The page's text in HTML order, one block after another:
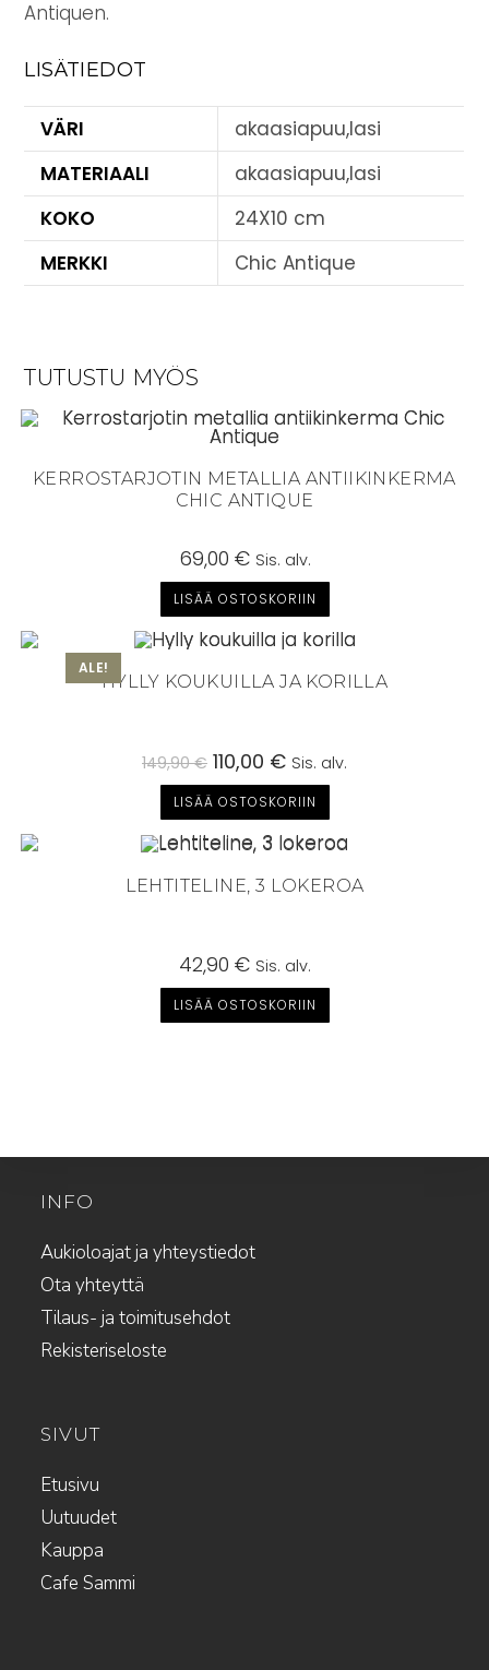
Antiquen.
LISÄTIEDOT
VÄRI
akaasiapuu,lasi
MATERIAALI
akaasiapuu,lasi
KOKO
24X10 cm
MERKKI
Chic Antique
TUTUSTU MYÖS
KERROSTARJOTIN METALLIA ANTIIKINKERMA
CHIC ANTIQUE
69,00 € Sis. alv.
LISÄÄ OSTOSKORIIN
ALE!
HYLLY KOUKUILLA JA KORILLA
149,90€ Alkuperäinen
hinta
oli:
149,90 €.
110,00 €Nykyinen
hinta
on:
110,00 €.
Sis. alv.
LISÄÄ OSTOSKORIIN
LEHTITELINE, 3 LOKEROA
42,90 € Sis. alv.
LISÄÄ OSTOSKORIIN
INFO
Aukioloajat ja yhteystiedot
Ota yhteyttä
Tilaus- ja toimitusehdot
Rekisteriseloste
SIVUT
Etusivu
Uutuudet
Kauppa
Cafe Sammi